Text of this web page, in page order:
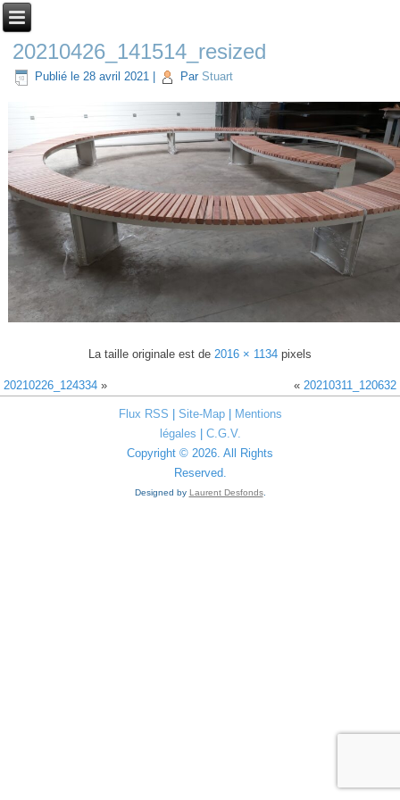
20210426_141514_resized
Publié le 28 avril 2021 Par Stuart
La taille originale est de 2016 × 1134 pixels
20210226_124334 » « 20210311_120632
Flux RSS | Site-Map| Mentions
légales | C.G.V.
Copyright © 2026. All Rights
Reserved.
Designed by Laurent Desfonds.